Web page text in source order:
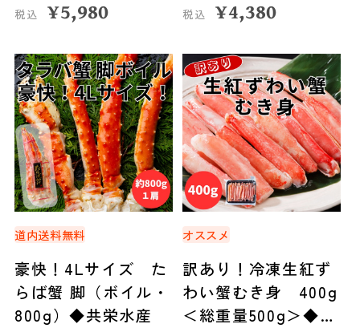
税込 ¥5,980 税込 ¥4,380
道内送料無料
豪快！4Lサイズ た
らば蟹 脚（ボイル・
800g）◆共栄水産
オススメ
訳あり！冷凍生紅ず
わい蟹むき身 400g
＜総重量500g＞◆共